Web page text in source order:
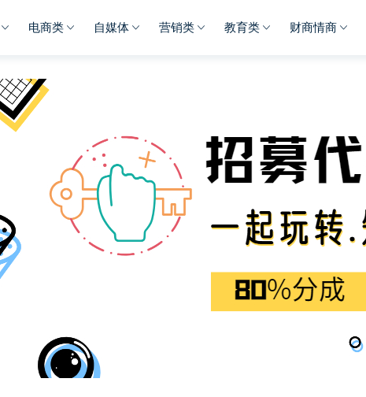
电商类 自媒体 营销类 教育类 财商情商